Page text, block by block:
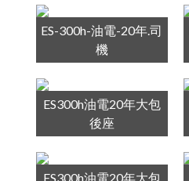
ES-300h-油電-20年.司
機
ES300h油電20年大包
後座
ES300h油電20年大包